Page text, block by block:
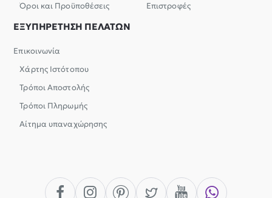
Όροι και Προϋποθέσεις
Επιστροφές
ΕΞΥΠΗΡΕΤΗΣΗ ΠΕΛΑΤΩΝ
Επικοινωνία
Χάρτης Ιστότοπου
Τρόποι Αποστολής
Τρόποι Πληρωμής
Αίτημα υπαναχώρησης